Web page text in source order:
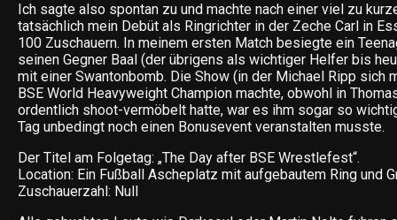
Ich sagte also spontan zu und machte nach einer viel zu
tatsächlich mein Debüt als Ringrichter in der Zeche Carl in
100 Zuschauern. In meinem ersten Match besiegte ein
seinen Gegner Baal (der übrigens als wichtiger Helfer bis
mit einer Swantonbomb. Die Show (in der Michael Ripp sich
BSE World Heavyweight Champion machte, obwohl in
ordentlich shoot-vermöbelt hatte, war es ihm sogar so
Tag unbedingt noch einen Bonusevent veranstalten musste.
Der Titel am Folgetag: „The Day after BSE Wrestlefest“.
Location: Ein Fußball Ascheplatz mit aufgebautem Ring und
Zuschauerzahl: Null